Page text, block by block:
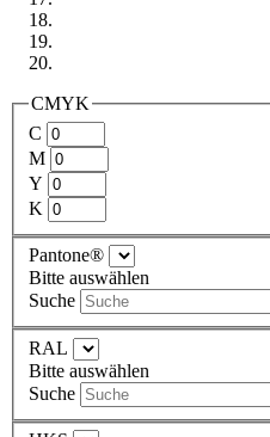
CMYK
C
M
Y
K
Pantone®
Bitte auswählen
Suche
RAL
Bitte auswählen
Suche